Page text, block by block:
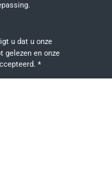
Door doorgaan te selecteren, bevestigt u dat u onze
*